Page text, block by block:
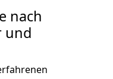
nach
und